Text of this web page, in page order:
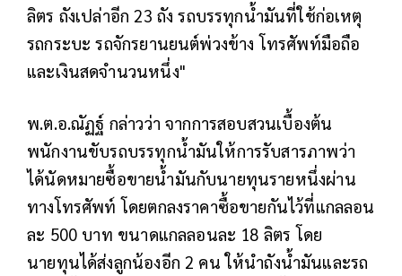
ลิตร ถังเปล่าอีก 23 ถัง รถบรรทุกน้ำมันที่ใช้ก่อเหตุ
รถกระบะ รถจักรยานยนต์พ่วงข้าง โทรศัพท์มือถือ
และเงินสดจำนวนหนึ่ง"
พ.ต.อ.ณัฏฐ์ กล่าวว่า จากการสอบสวนเบื้องต้น
พนักงานขับรถบรรทุกน้ำมันให้การรับสารภาพว่า
ได้นัดหมายซื้อขายน้ำมันกับนายทุนรายหนึ่งผ่าน
ทางโทรศัพท์ โดยตกลงราคาซื้อขายกันไว้ที่แกลลอน
ละ 500 บาท ขนาดแกลลอนละ 18 ลิตร โดย
นายทุนได้ส่งลูกน้องอีก 2 คน ให้นำถังน้ำมันและรถ